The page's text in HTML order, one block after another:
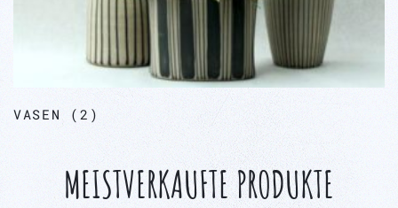
VASEN (2)
MEISTVERKAUFTE PRODUKTE